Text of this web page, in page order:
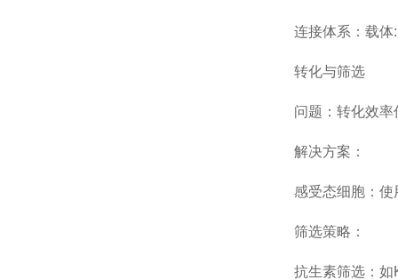
连接体系：载体:
转化与筛选
问题：转化效率
解决方案：
感受态细胞：使
筛选策略：
抗生素筛选：如